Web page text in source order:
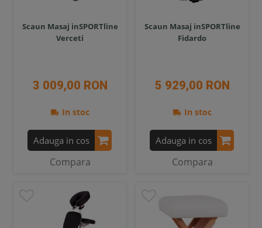
Scaun Masaj inSPORTline
Verceti
3 009,00 RON
In stoc
Adauga in cos
Compara
Scaun Masaj inSPORTline
Fidardo
5 929,00 RON
In stoc
Adauga in cos
Compara